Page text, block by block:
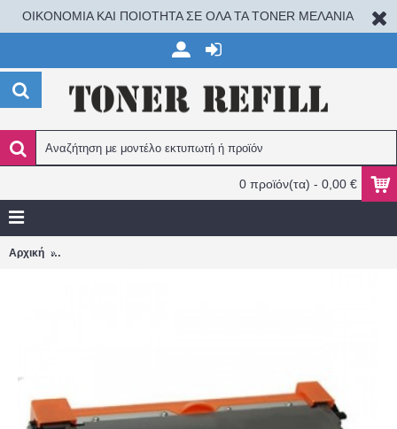
ΟΙΚΟΝΟΜΙΑ ΚΑΙ ΠΟΙΟΤΗΤΑ ΣΕ ΟΛΑ ΤΑ TONER ΜΕΛΑΝΙΑ
0 προϊόν(τα) - 0,00 €
Αρχική